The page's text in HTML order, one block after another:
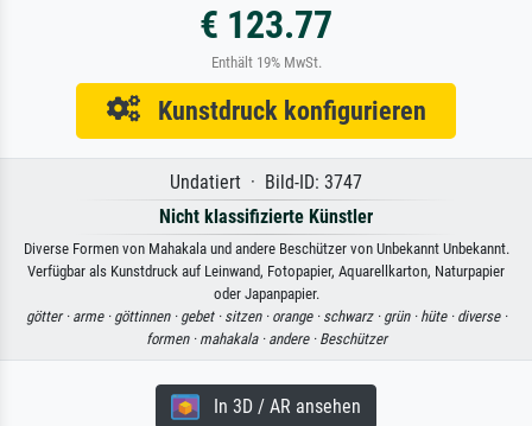
€ 123.77
Enthält 19% MwSt.
Kunstdruck konfigurieren
Undatiert · Bild-ID: 3747
Nicht klassifizierte Künstler
Diverse Formen von Mahakala und andere Beschützer von Unbekannt Unbekannt.
Verfügbar als Kunstdruck auf Leinwand, Fotopapier, Aquarellkarton, Naturpapier
oder Japanpapier.
götter · arme · göttinnen · gebet · sitzen · orange · schwarz · grün · hüte · diverse ·
formen · mahakala · andere · Beschützer
In 3D / AR ansehen